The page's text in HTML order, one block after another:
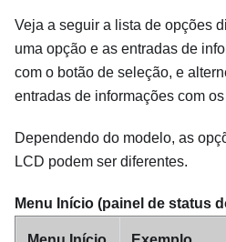
Veja a seguir a lista de opções
uma opção e as entradas de
com o botão de seleção, e
entradas de informações com
Dependendo do modelo, as
LCD podem ser diferentes.
Menu Início (painel de status